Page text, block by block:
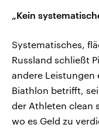
„Kein
Systematisches,
Russland schließt
andere Leistungen
Biathlon betrifft,
der Athleten clean
wo es Geld zu